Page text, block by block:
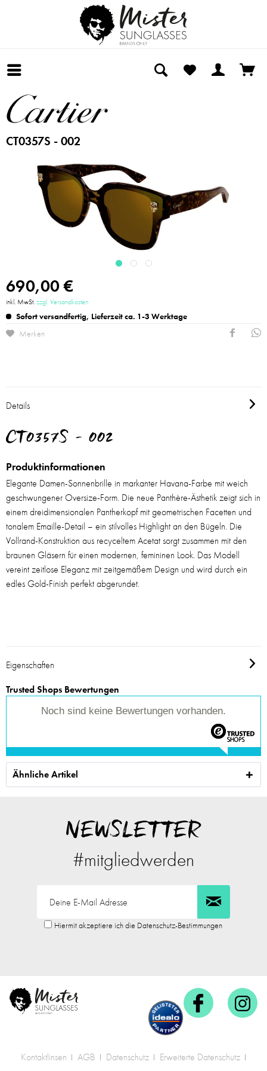
CT0357S - 002
690,00 €
inkl. MwSt.zzgl. Versandkosten
Sofort versandfertig, Lieferzeit ca. 1-3 Werktage
Merken
Details
CT0357S - 002
Produktinformationen
Elegante Damen-Sonnenbrille in markanter Havana-Farbe mit weich
geschwungener Oversize-Form. Die neue Panthère-Ästhetik zeigt sich in
einem dreidimensionalen Pantherkopf mit geometrischen Facetten und
tonalem Emaille-Detail – ein stilvolles Highlight an den Bügeln. Die
Vollrand-Konstruktion aus recyceltem Acetat sorgt zusammen mit den
braunen Gläsern für einen modernen, femininen Look. Das Modell
vereint zeitlose Eleganz mit zeitgemäßem Design und wird durch ein
edles Gold-Finish perfekt abgerundet.
Eigenschaften
Trusted Shops Bewertungen
Noch sind keine Bewertungen vorhanden.
Ähnliche Artikel
NEWSLETTER
#mitgliedwerden
Hiermit akzeptiere ich die Datenschutz-Bestimmungen
Kontaktlinsen AGB Datenschutz
Erweiterte Datenschutz